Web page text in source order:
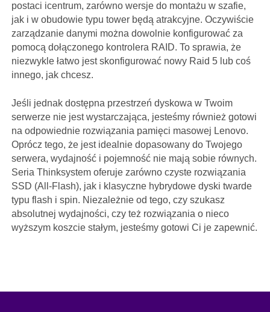
postaci icentrum, zarówno wersje do montażu w szafie,
jak i w obudowie typu tower będą atrakcyjne. Oczywiście
zarządzanie danymi można dowolnie konfigurować za
pomocą dołączonego kontrolera RAID. To sprawia, że ​​
niezwykle łatwo jest skonfigurować nowy Raid 5 lub coś
innego, jak chcesz.
Jeśli jednak dostępna przestrzeń dyskowa w Twoim
serwerze nie jest wystarczająca, jesteśmy również gotowi
na odpowiednie rozwiązania pamięci masowej Lenovo.
Oprócz tego, że jest idealnie dopasowany do Twojego
serwera, wydajność i pojemność nie mają sobie równych.
Seria Thinksystem oferuje zarówno czyste rozwiązania
SSD (All-Flash), jak i klasyczne hybrydowe dyski twarde
typu flash i spin. Niezależnie od tego, czy szukasz
absolutnej wydajności, czy też rozwiązania o nieco
wyższym koszcie stałym, jesteśmy gotowi Ci je zapewnić.